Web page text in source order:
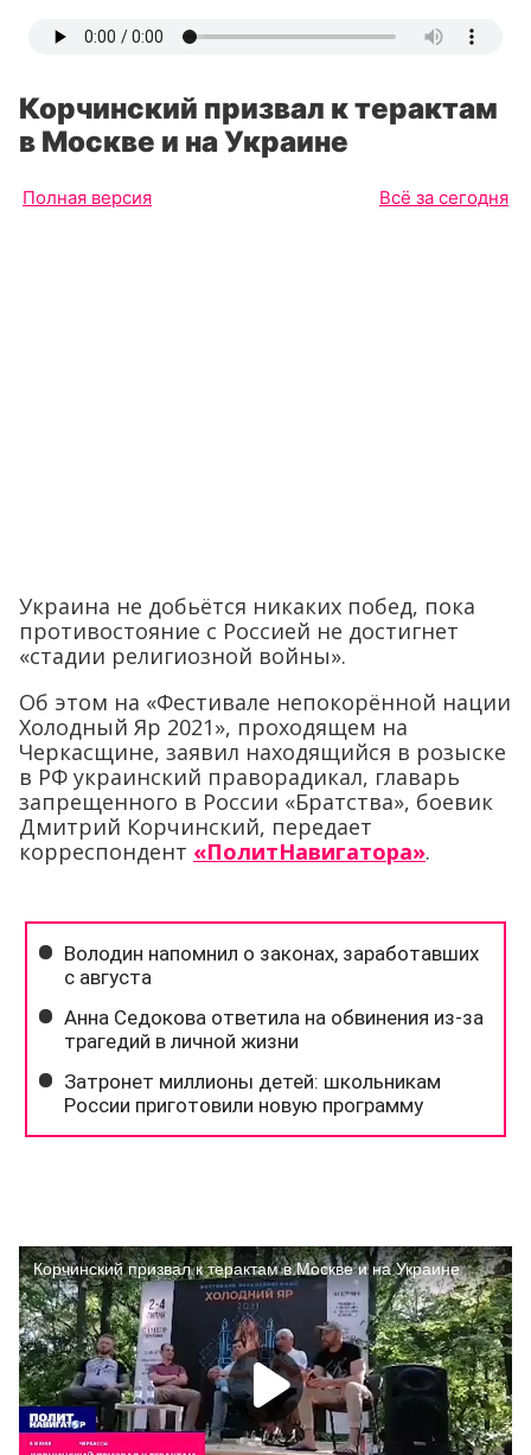
Корчинский призвал к терактам
в Москве и на Украине
Полная версия Всё за сегодня
Украина не добьётся никаких побед, пока
противостояние с Россией не достигнет
«стадии религиозной войны».
Об этом на «Фестивале непокорённой нации
Холодный Яр 2021», проходящем на
Черкасщине, заявил находящийся в розыске
в РФ украинский праворадикал, главарь
запрещенного в России «Братства», боевик
Дмитрий Корчинский, передает
корреспондент «ПолитНавигатора».